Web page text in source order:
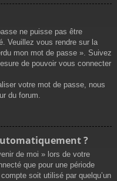
ne puisse pas être
Veuillez vous rendre sur la
mon mot de passe ». Suivez
de pouvoir vous connecter
votre mot de passe, nous
du forum.
?
de moi » lors de votre
que pour une période
soit utilisé par quelqu’un